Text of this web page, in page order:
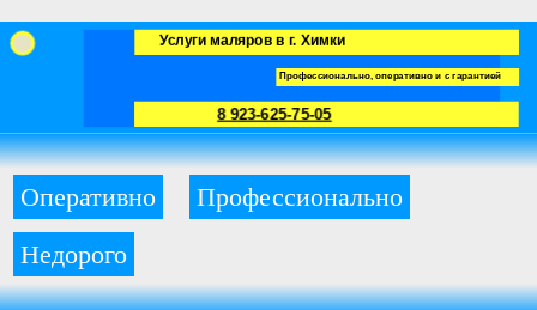
Услуги маляров в г. Химки
Профессионально, оперативно и с гарантией
8 923-625-75-05
Оперативно
Профессионально
Недорого